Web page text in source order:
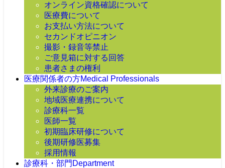
オンライン資格確認について
医療費について
お支払い方法について
セカンドオピニオン
撮影・録音等禁止
ご意見箱に対する回答
患者さまの権利
医療関係者の方Medical Professionals
外来診療のご案内
地域医療連携について
診療科一覧
医師一覧
初期臨床研修について
後期研修医募集
採用情報
診療科・部門 Department